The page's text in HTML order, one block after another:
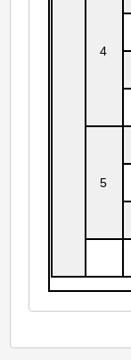
4
5